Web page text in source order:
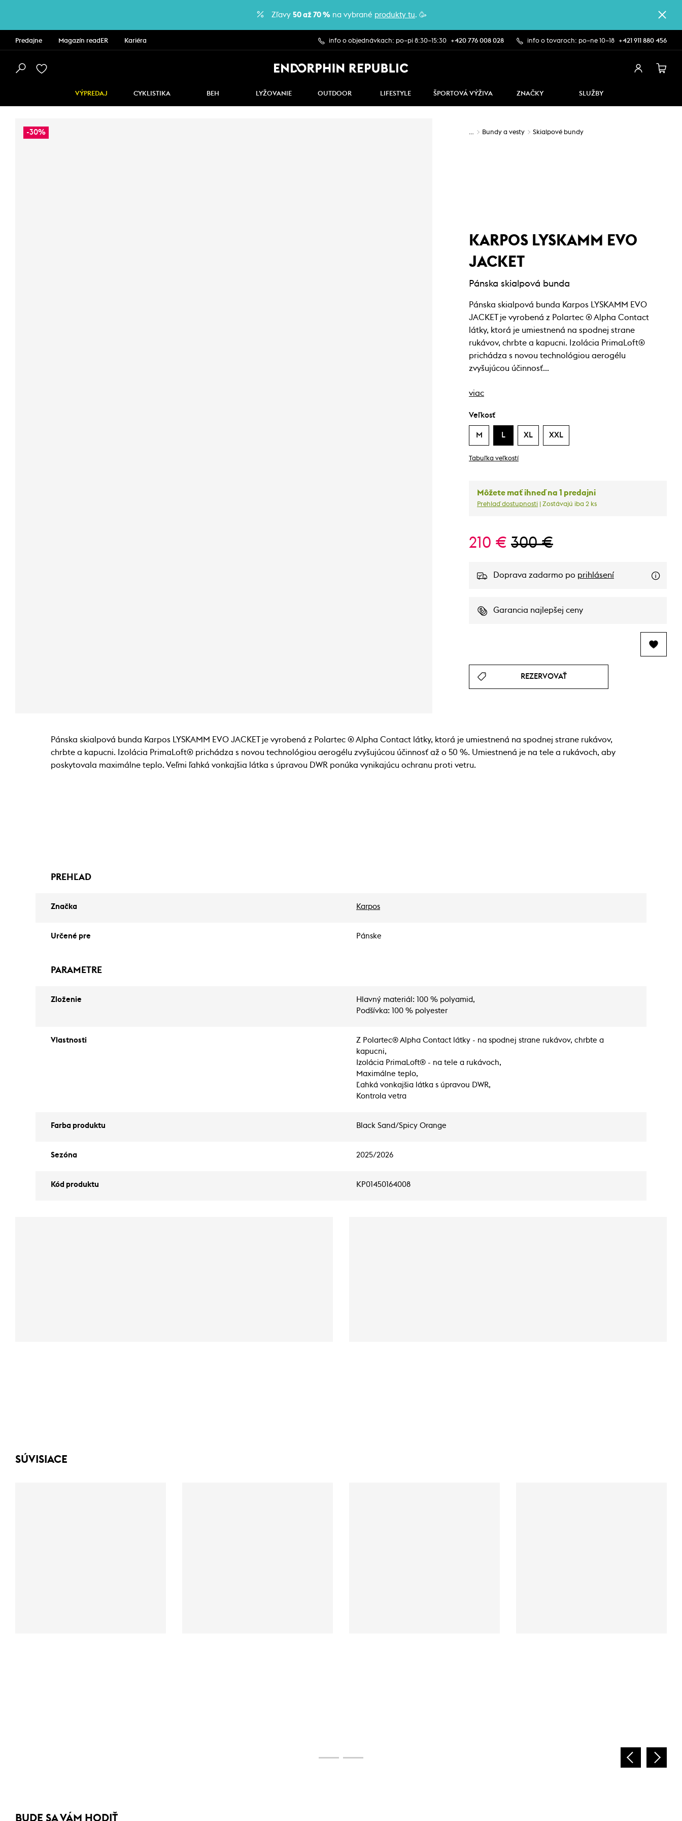
Zľavy 50 až 70 % na vybrané produkty tu. 🥳
Predajne Magazín readER Kariéra info o objednávkach: po–pi 8:30–15:30 +420 776 008 028 info o tovaroch: po–ne 10–18 +421 911 880 456
VÝPREDAJ CYKLISTIKA BEH LYŽOVANIE OUTDOOR LIFESTYLE ŠPORTOVÁ VÝŽIVA ZNAČKY SLUŽBY
-30% … Bundy a vesty Skialpové bundy
KARPOS LYSKAMM EVO
JACKET
Pánska skialpová bunda
Pánska skialpová bunda Karpos LYSKAMM EVO
JACKET je vyrobená z Polartec ® Alpha Contact
látky, ktorá je umiestnená na spodnej strane
rukávov, chrbte a kapucni. Izolácia PrimaLoft®
prichádza s novou technológiou aerogélu
zvyšujúcou účinnosť…
viac
Veľkosť
M L XL XXL
Tabuľka veľkostí
Môžete mať ihneď na 1 predajni
Prehlaď dostupnosti | Zostávajú iba 2 ks
210 € 300 €
Doprava zadarmo po prihlásení
Garancia najlepšej ceny
REZERVOVAŤ
Pánska skialpová bunda Karpos LYSKAMM EVO JACKET je vyrobená z Polartec ® Alpha Contact látky, ktorá je umiestnená na spodnej strane rukávov,
chrbte a kapucni. Izolácia PrimaLoft® prichádza s novou technológiou aerogélu zvyšujúcou účinnosť až o 50 %. Umiestnená je na tele a rukávoch, aby
poskytovala maximálne teplo. Veľmi ľahká vonkajšia látka s úpravou DWR ponúka vynikajúcu ochranu proti vetru.
PREHĽAD
Značka Karpos
Určené pre Pánske
PARAMETRE
Zloženie
Hlavný materiál: 100 % polyamid,
Podšívka: 100 % polyester
Vlastnosti
Z Polartec® Alpha Contact látky - na spodnej strane rukávov, chrbte a
kapucni,
Izolácia PrimaLoft® - na tele a rukávoch,
Maximálne teplo,
Ľahká vonkajšia látka s úpravou DWR,
Kontrola vetra
Farba produktu Black Sand/Spicy Orange
Sezóna 2025/2026
Kód produktu KP01450164008
SÚVISIACE
BUDE SA VÁM HODIŤ